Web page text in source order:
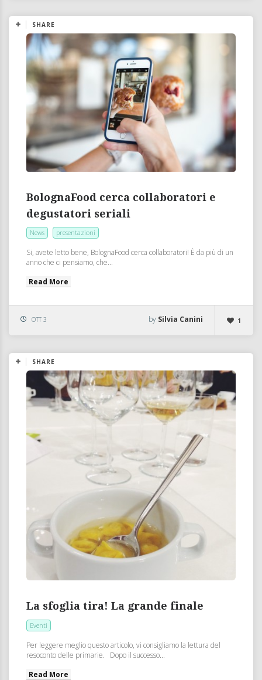
SHARE
BolognaFood cerca collaboratori e
degustatori seriali
News presentazioni
Si, avete letto bene, BolognaFood cerca collaboratori! È da più di un
anno che ci pensiamo, che...
Read More
OTT 3 1
by Silvia Canini
SHARE
La sfoglia tira! La grande finale
Eventi
Per leggere meglio questo articolo, vi consigliamo la lettura del
resoconto delle primarie. Dopo il successo...
Read More